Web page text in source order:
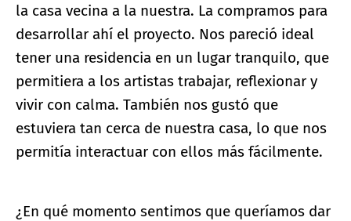
la casa vecina a la nuestra. La compramos para
desarrollar ahí el proyecto. Nos pareció ideal
tener una residencia en un lugar tranquilo, que
permitiera a los artistas trabajar, reflexionar y
vivir con calma. También nos gustó que
estuviera tan cerca de nuestra casa, lo que nos
permitía interactuar con ellos más fácilmente.
¿En qué momento sentimos que queríamos dar